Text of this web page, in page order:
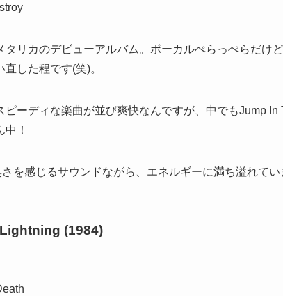
タリカのデビューアルバム。ボーカルぺらっぺらだけ
直した程です(笑)。
ピーディな楽曲が並び爽快なんですが、中でもJump
中！
を感じるサウンドながら、エネルギーに満ち溢れてい
(1984)